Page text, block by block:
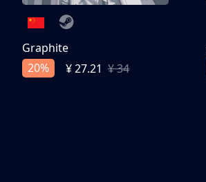
Graphite
20%
¥ 27.21 ¥ 34